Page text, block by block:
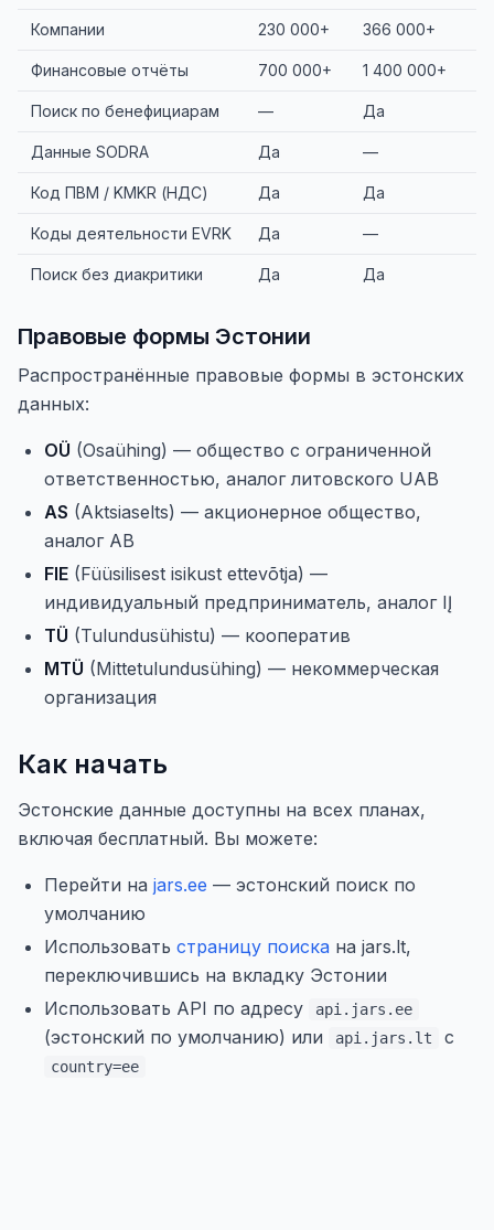
Компании 230 000+ 366 000+
Финансовые отчёты 700 000+ 1 400 000+
Поиск по бенефициарам — Да
Данные SODRA Да —
Код ПВМ / KMKR (НДС) Да Да
Коды деятельности EVRK Да —
Поиск без диакритики Да Да
Правовые формы Эстонии
Распространённые правовые формы в эстонских
данных:
OÜ (Osaühing) — общество с ограниченной
ответственностью, аналог литовского UAB
AS (Aktsiaselts) — акционерное общество,
аналог AB
FIE (Füüsilisest isikust ettevõtja) —
индивидуальный предприниматель, аналог IĮ
TÜ (Tulundusühistu) — кооператив
MTÜ (Mittetulundusühing) — некоммерческая
организация
Как начать
Эстонские данные доступны на всех планах,
включая бесплатный. Вы можете:
Перейти на jars.ee — эстонский поиск по
умолчанию
Использовать страницу поиска на jars.lt,
переключившись на вкладку Эстонии
Использовать API по адресу
api.jars.ee
(эстонский по умолчанию) или api.jars.lt с
country=ee